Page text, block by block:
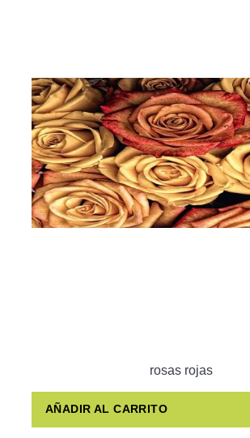
rosas rojas
AÑADIR AL CARRITO